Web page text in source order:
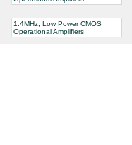
1.4MHz, Low Power CMOS
Operational Amplifiers